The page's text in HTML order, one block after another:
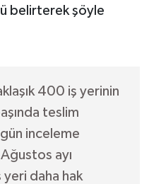
belirterek şöyle
400 iş yerinin
teslim
inceleme
ayı
yeri daha hak